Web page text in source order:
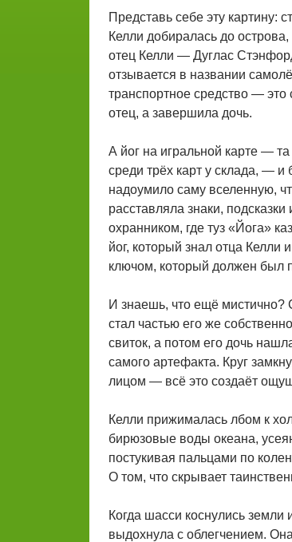
Представь себе эту картину:
Келли добиралась до
отец Келли — Дуглас
отзывается в названии
транспортное средство —
отец, а завершила дочь.
А йог на игральной карте —
среди трёх карт у склада, —
надоумило саму вселенную,
расставляла знаки,
охранником, где туз «Йога»
йог, который знал отца Келли
ключом, который должен был
И знаешь, что ещё мистично?
стал частью его же
свиток, а потом его дочь
самого артефакта. Круг
лицом — всё это создаёт
Келли прижималась лбом к
бирюзовые воды океана,
постукивая пальцами по
О том, что скрывает
Когда шасси коснулись земли
выдохнула с облегчением.